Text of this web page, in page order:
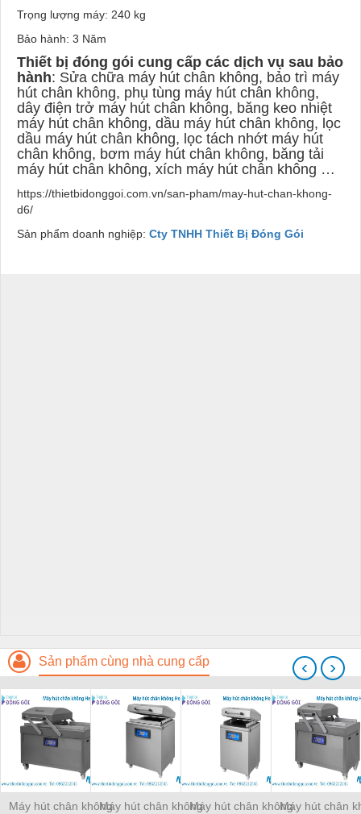
Trọng lượng máy: 240 kg
Bảo hành: 3 Năm
Thiết bị đóng gói cung cấp các dịch vụ sau bảo
hành: Sửa chữa máy hút chân không, bảo trì máy
hút chân không, phụ tùng máy hút chân không,
dây điện trở máy hút chân không, băng keo nhiệt
máy hút chân không, dầu máy hút chân không, lọc
dầu máy hút chân không, lọc tách nhớt máy hút
chân không, bơm máy hút chân không, băng tải
máy hút chân không, xích máy hút chân không …
https://thietbidonggoi.com.vn/san-pham/may-hut-chan-khong-
d6/
Sản phẩm doanh nghiệp: Cty TNHH Thiết Bị Đóng Gói
Sản phẩm cùng nhà cung cấp
Máy hút chân khôngMáy hút chân khôngMáy hút chân khôngMáy hút chân
‹ ›